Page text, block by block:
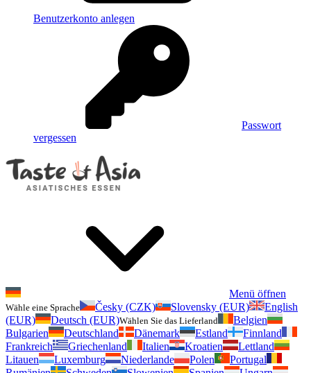
Benutzerkonto anlegen
Passwort
vergessen
Menü öffnen
Wähle eine Sprache Česky (CZK) Slovensky (EUR)
English
(EUR)
Deutsch (EUR)Wählen Sie das Lieferland
Belgien
Bulgarien
Deutschland Dänemark Estland
Finnland
Frankreich
Griechenland Italien Kroatien
Lettland
Litauen
Luxemburg Niederlande Polen
Portugal